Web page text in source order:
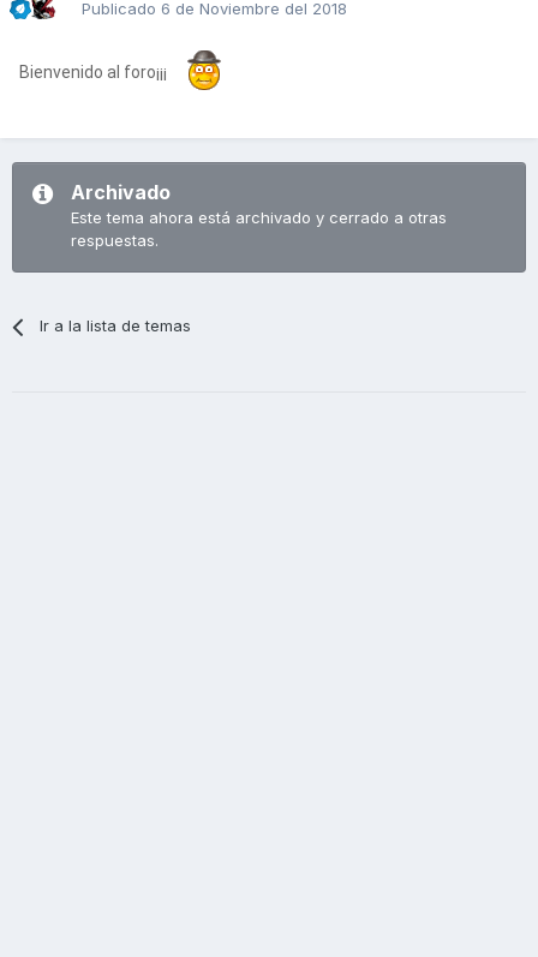
Publicado 6 de Noviembre del 2018
Bienvenido al foro¡¡¡
Archivado
Este tema ahora está archivado y cerrado a otras
respuestas.
Ir a la lista de temas